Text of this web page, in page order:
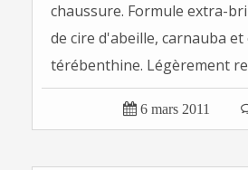
chaussure. Formule extra-
de cire d'abeille, carnauba et
térébenthine. Légèrement
 6 mars 2011